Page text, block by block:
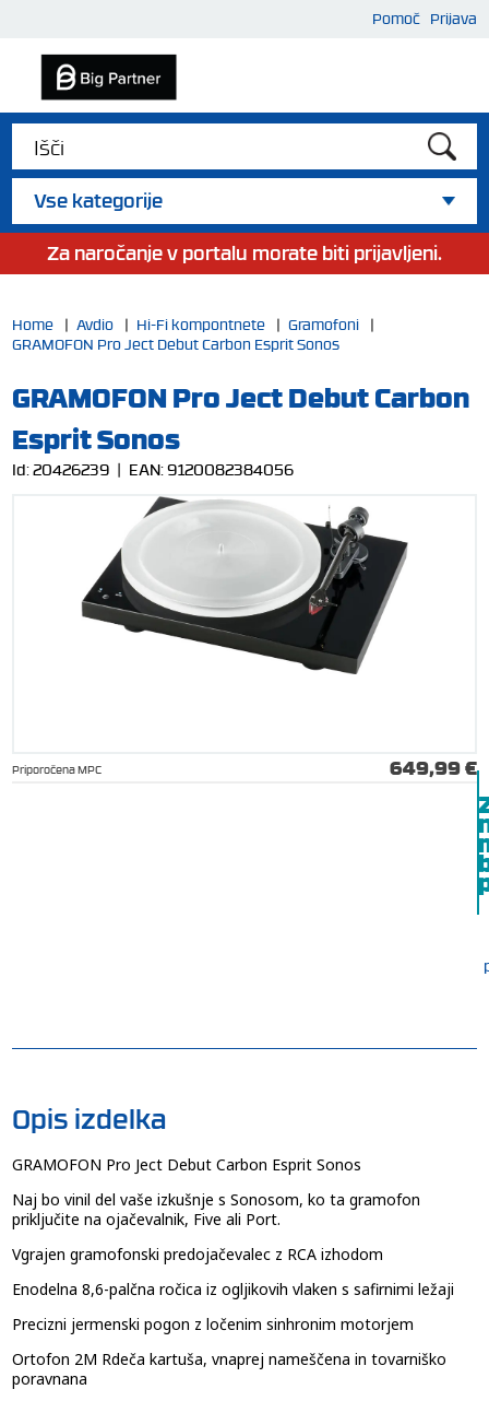
Pomoč Prijava
Vse kategorije
Za naročanje v portalu morate biti prijavljeni.
Home | Avdio | Hi-Fi kompontnete | Gramofoni
|
GRAMOFON Pro Ject Debut Carbon Esprit Sonos
GRAMOFON Pro Ject Debut Carbon
Esprit Sonos
Id:20426239 | EAN:9120082384056
Priporočena MPC 649,99 €
Opis izdelka
GRAMOFON Pro Ject Debut Carbon Esprit Sonos
Naj bo vinil del vaše izkušnje s Sonosom, ko ta gramofon
priključite na ojačevalnik, Five ali Port.
Vgrajen gramofonski predojačevalec z RCA izhodom
Enodelna 8,6-palčna ročica iz ogljikovih vlaken s safirnimi ležaji
Precizni jermenski pogon z ločenim sinhronim motorjem
Ortofon 2M Rdeča kartuša, vnaprej nameščena in tovarniško
poravnana